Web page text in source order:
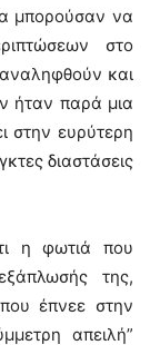
μπορούσαν να
στο
και
ήταν παρά μια
στην ευρύτερη
διαστάσεις
η φωτιά που
της,
έπνεε στην
απειλή”